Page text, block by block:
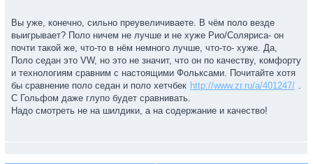
Вы уже, конечно, сильно преувеличиваете. В чём поло везде
выигрывает? Поло ничем не лучше и не хуже Рио/Соляриса- он
почти такой же, что-то в нём немного лучше, что-то- хуже. Да,
Поло седан это VW, но это не значит, что он по качеству, комфорту
и технологиям сравним с настоящими Фольксами. Почитайте хотя
бы сравнение поло седан и поло хетчбек http://www.zr.ru/a/401247/ .
С Гольфом даже глупо будет сравнивать.
Надо смотреть не на шилдики, а на содержание и качество!